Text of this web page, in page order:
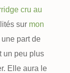
cru au
sur mon
part de
un peu plus
Elle aura le